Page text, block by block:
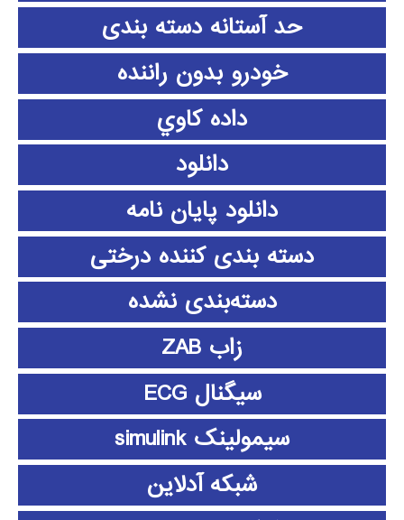
حد آستانه دسته بندی
خودرو بدون راننده
داده كاوي
دانلود
دانلود پايان نامه
دسته بندی کننده درختی
دسته‌بندی نشده
زاب ZAB
سیگنال ECG
سیمولینک simulink
شبکه آدلاین